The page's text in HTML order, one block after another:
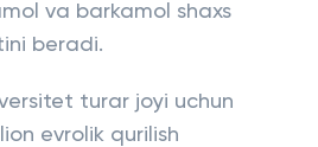
va barkamol shaxs
beradi.
turar joyi uchun
evrolik qurilish